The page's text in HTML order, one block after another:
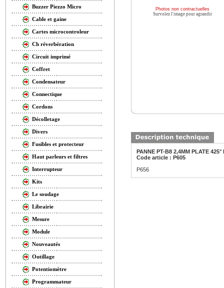
Buzzer Piezzo Micro
Cable et gaine
Cartes microcontroleur
Ch réverbération
Circuit imprimé
Coffret
Condensateur
Connectique
Cordons
Décolletage
Divers
Fusibles et protecteur
Haut parleurs et filtres
Interrupteur
Kits
Le soudage
Librairie
Mesure
Module
Nouveautés
Outillage
Potentiomètre
Programmateur
Photos non contractuelles
Survolez l'image pour agrandir
PANNE PT-B8 2,4MM PLATE 425°
Code article : P605
P656